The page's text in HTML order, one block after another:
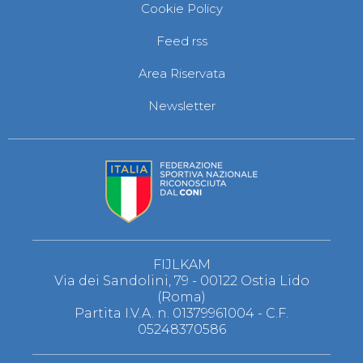
Abilitazioni
Sportello Fiscale
News
FAQ
Sostenibilità
Cookie Policy
Feed rss
Area Riservata
Newsletter
FIJLKAM
Via dei Sandolini, 79 - 00122 Ostia Lido
(Roma)
Partita I.V.A. n. 01379961004 - C.F.
05248370586